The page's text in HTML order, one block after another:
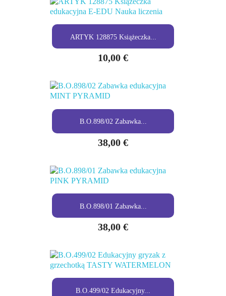
ARTYK 128875 Książeczka...
10,00 €
B.O.898/02 Zabawka...
38,00 €
B.O.898/01 Zabawka...
38,00 €
B.O.499/02 Edukacyjny...